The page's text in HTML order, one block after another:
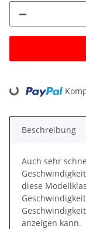
Loading...
Beschreibung
Auch sehr
diese
anzeigen kann.